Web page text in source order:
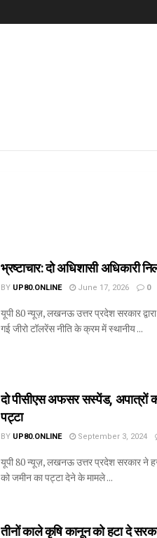
भ्रष्टाचार: दो अधिशासी अधिकारी
BY UP80.ONLINE June 17, 2026 0
यूपी 80 न्यूज़, लखनऊ उत्तर प्रदेश सरकार
गई जीरो टॉलरेंस नीति के क्रम में स्थानीय ...
दो पीसीएस अफसर सस्‍पेंड, अपात्रों
पट्टा
BY UP80.ONLINE September 3, 2024
यूपी 80 न्यूज़, लखनऊ उत्तर प्रदेश सरकार ने
को जमीन का पट्टा देने के मामले ...
तीनों काले कृषि कानून को हटा दे